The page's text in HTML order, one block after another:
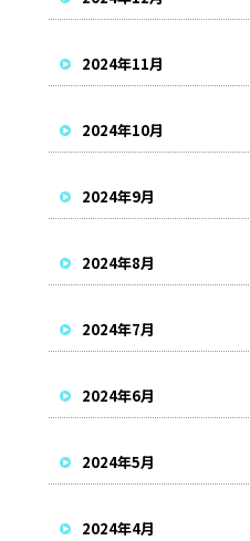
2024年11月
2024年10月
2024年9月
2024年8月
2024年7月
2024年6月
2024年5月
2024年4月